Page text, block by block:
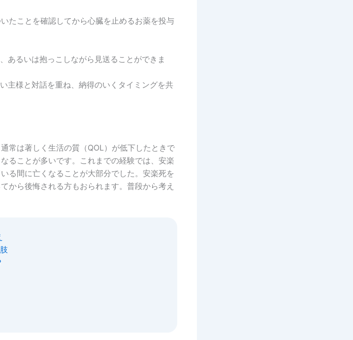
たことを確認してから心臓を止めるお薬を投与
あるいは抱っこしながら見送ることができま
主様と対話を重ね、納得のいくタイミングを共
常は著しく生活の質（QOL）が低下したときで
ることが多いです。これまでの経験では、安楽
る間に亡くなることが大部分でした。安楽死を
から後悔される方もおられます。普段から考え